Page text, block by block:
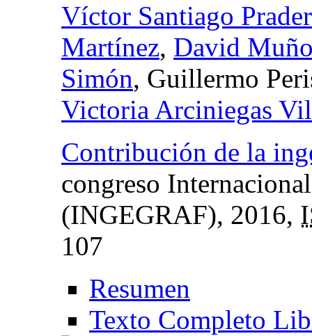
Víctor Santiago
Martínez, David
Simón, Guillermo
Victoria Arciniegas
Contribución de la
congreso
(INGEGRAF), 2016,
107
Resumen
Texto Completo